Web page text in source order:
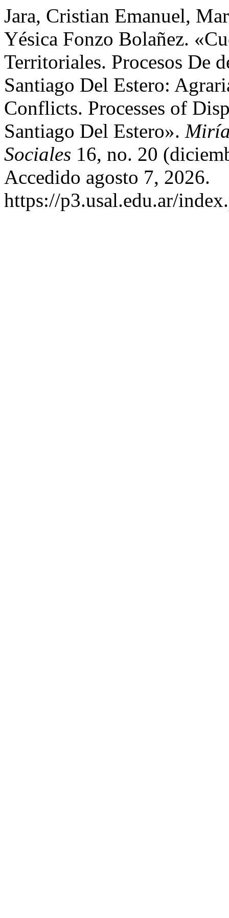
Jara, Cristian Emanuel,
Yésica Fonzo Bolañez.
Territoriales. Procesos De
Santiago Del Estero:
Conflicts. Processes of
Santiago Del Estero».
Sociales 16, no. 20
Accedido agosto 7, 2026.
https://p3.usal.edu.ar/